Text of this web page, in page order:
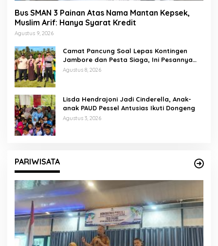
Bus SMAN 3 Painan Atas Nama Mantan Kepsek,
Muslim Arif: Hanya Syarat Kredit
Agustus 9, 2026
Camat Pancung Soal Lepas Kontingen
Jambore dan Pesta Siaga, Ini Pesannya
kepada Peserta
Agustus 8, 2026
Lisda Hendrajoni Jadi Cinderella, Anak-
anak PAUD Pessel Antusias Ikuti Dongeng
Agustus 3, 2026
PARIWISATA